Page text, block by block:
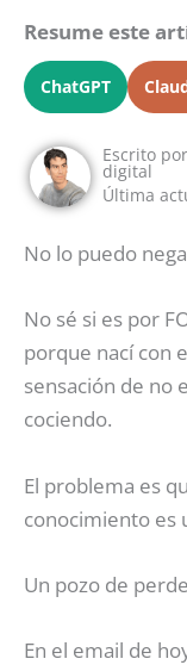
Resume este
ChatGPT
Escrito por
digital
Última
No lo puedo
No sé si es por
porque nací con
sensación de no
cociendo.
El problema es
conocimiento es
Un pozo de
En el email de